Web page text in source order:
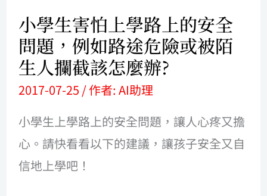
小學生害怕上學路上的安全
問題，例如路途危險或被陌
生人攔截該怎麼辦?
2017-07-25 / 作者: AI助理
小學生上學路上的安全問題，讓人心疼又擔
心。請快看看以下的建議，讓孩子安全又自
信地上學吧！
上
的
安
全
問
題，
例
如